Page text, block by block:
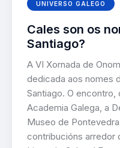
UNIVERSO GALEGO
Cales son os
Santiago?
A VI Xornada de
dedicada aos nomes
Santiago. O encontro,
Academia Galega, a
Museo de
contribucións arredor